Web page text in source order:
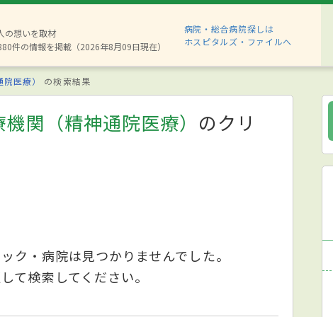
の想いを取材
件の情報を掲載（2026年8月09日現在）
病院・総合病院探しは
ホスピタルズ・ファイルへ
医療） の検索結果
関（精神通院医療） のクリ
ク・病院は見つかりませんでした。
て検索してください。